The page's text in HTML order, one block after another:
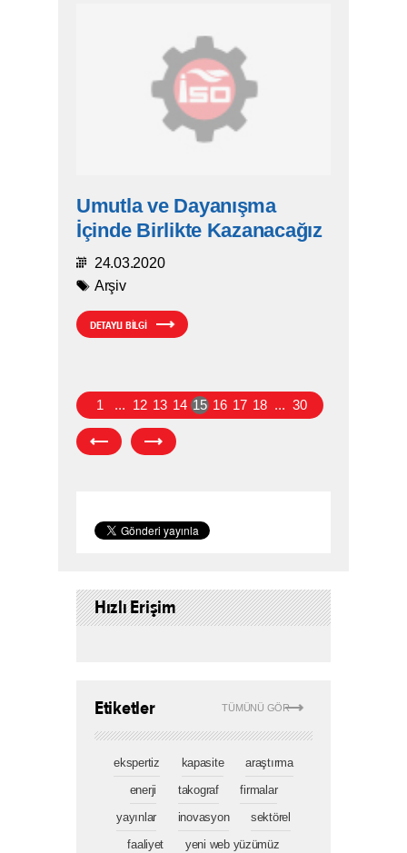
Umutla ve Dayanışma
İçinde Birlikte Kazanacağız
24.03.2020
Arşiv
DETAYLI BİLGİ
1 ... 12 13 14 15 16 17 18 ... 30
Hızlı Erişim
TÜMÜNÜ GÖR
Etiketler
ekspertiz kapasite
araştırma
enerji
takograf
firmalar
yayınlar
inovasyon
sektörel
faaliyet
yeni web yüzümüz